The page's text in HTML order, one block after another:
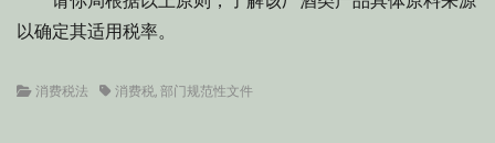
以确定其适用税率。
Categories
消费税法 Tags消费税, 部门规范性文件